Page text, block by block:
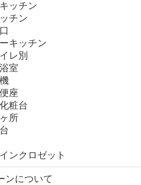
ッチン
チン
キッチン
レ別
室
座
粧台
所
ンクロゼット
ンについて